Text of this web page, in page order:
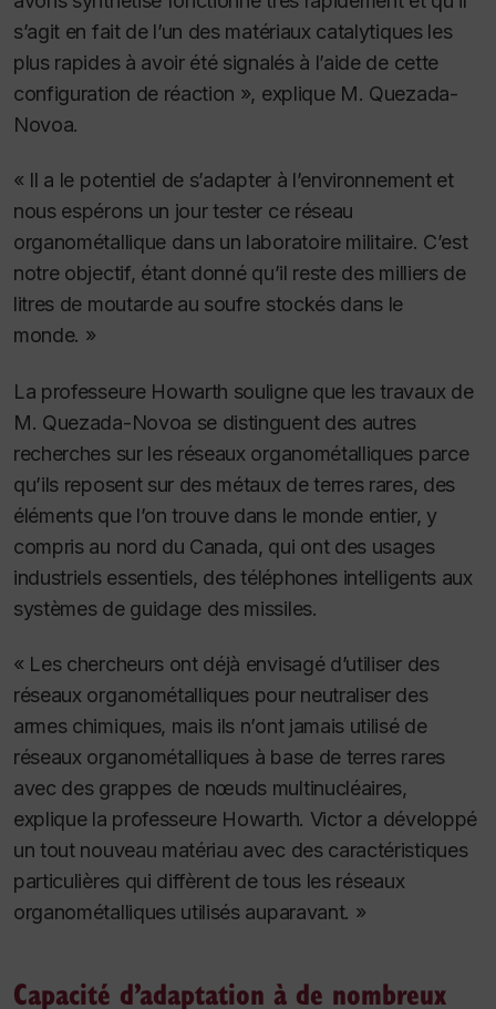
s’agit en fait de l’un des matériaux catalytiques les
plus rapides à avoir été signalés à l’aide de cette
configuration de réaction », explique M. Quezada-
Novoa.
« Il a le potentiel de s’adapter à l’environnement et
nous espérons un jour tester ce réseau
organométallique dans un laboratoire militaire. C’est
notre objectif, étant donné qu’il reste des milliers de
litres de moutarde au soufre stockés dans le
monde. »
La professeure Howarth souligne que les travaux de
M. Quezada-Novoa se distinguent des autres
recherches sur les réseaux organométalliques parce
qu’ils reposent sur des métaux de terres rares, des
éléments que l’on trouve dans le monde entier, y
compris au nord du Canada, qui ont des usages
industriels essentiels, des téléphones intelligents aux
systèmes de guidage des missiles.
« Les chercheurs ont déjà envisagé d’utiliser des
réseaux organométalliques pour neutraliser des
armes chimiques, mais ils n’ont jamais utilisé de
réseaux organométalliques à base de terres rares
avec des grappes de nœuds multinucléaires,
explique la professeure Howarth. Victor a développé
un tout nouveau matériau avec des caractéristiques
particulières qui diffèrent de tous les réseaux
organométalliques utilisés auparavant. »
Capacité d’adaptation à de nombreux